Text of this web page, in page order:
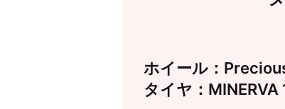
ホイール：
タイヤ：